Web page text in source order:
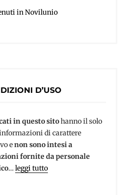
in Novilunio
D’USO
in questo sitohanno il solo
di carattere
enon sono intesi a
fornite da personale
…leggi tutto